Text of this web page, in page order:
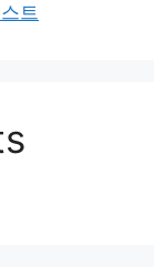
트